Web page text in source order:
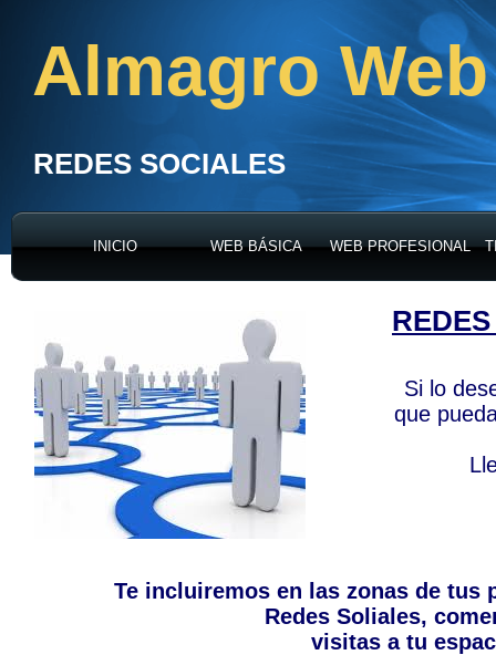
INICIO WEB BÁSICA WEB PROFESIONAL
Almagro Web
REDES SOCIALES
Si lo
que
Te incluiremos en las zonas de tus
Redes Soliales,
visitas a tu